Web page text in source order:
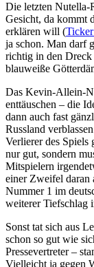
Die letzten Nutella-
Gesicht, da kommt
erklären will (
ja schon. Man darf
richtig in den Dreck
blauweiße
Das Kevin-Allein-
enttäuschen – die
dann auch fast
Russland
Verlierer des Spiels
nur gut, sondern
Mitspielern
einer Zweifel daran
Nummer 1 im
weiterer Tiefschlag
Sonst tat sich aus
schon so gut wie
Pressevertreter –
Vielleicht ja gegen